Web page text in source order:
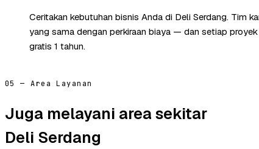
Ceritakan kebutuhan bisnis Anda di Deli Serdang. Tim
yang sama dengan perkiraan biaya — dan setiap
gratis 1 tahun.
05 — Area Layanan
Juga melayani area sekitar
Deli Serdang